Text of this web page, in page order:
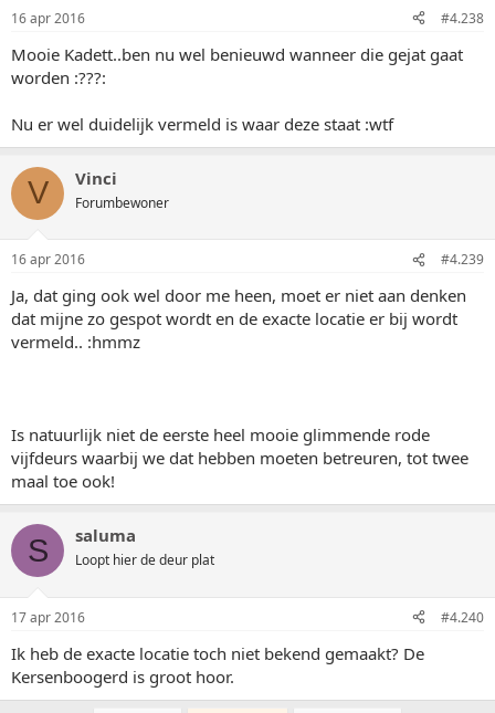
16 apr 2016 #4.238
Mooie Kadett..ben nu wel benieuwd wanneer die gejat gaat
worden :???:
Nu er wel duidelijk vermeld is waar deze staat :wtf
V Vinci
Forumbewoner
16 apr 2016 #4.239
Ja, dat ging ook wel door me heen, moet er niet aan denken
dat mijne zo gespot wordt en de exacte locatie er bij wordt
vermeld.. :hmmz
Is natuurlijk niet de eerste heel mooie glimmende rode
vijfdeurs waarbij we dat hebben moeten betreuren, tot twee
maal toe ook!
S saluma
Loopt hier de deur plat
17 apr 2016 #4.240
Ik heb de exacte locatie toch niet bekend gemaakt? De
Kersenboogerd is groot hoor.